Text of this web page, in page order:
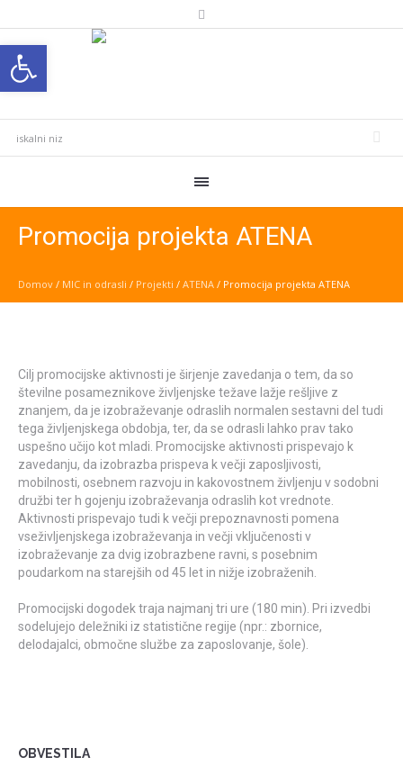
Promocija projekta ATENA
Domov / MIC in odrasli / Projekti / ATENA / Promocija projekta ATENA
Cilj promocijske aktivnosti je širjenje zavedanja o tem, da so
številne posameznikove življenjske težave lažje rešljive z
znanjem, da je izobraževanje odraslih normalen sestavni del tudi
tega življenjskega obdobja, ter, da se odrasli lahko prav tako
uspešno učijo kot mladi. Promocijske aktivnosti prispevajo k
zavedanju, da izobrazba prispeva k večji zaposljivosti,
mobilnosti, osebnem razvoju in kakovostnem življenju v sodobni
družbi ter h gojenju izobraževanja odraslih kot vrednote.
Aktivnosti prispevajo tudi k večji prepoznavnosti pomena
vseživljenjskega izobraževanja in večji vključenosti v
izobraževanje za dvig izobrazbene ravni, s posebnim
poudarkom na starejših od 45 let in nižje izobraženih.
Promocijski dogodek traja najmanj tri ure (180 min). Pri izvedbi
sodelujejo deležniki iz statistične regije (npr.: zbornice,
delodajalci, območne službe za zaposlovanje, šole).
OBVESTILA
Open toolbar